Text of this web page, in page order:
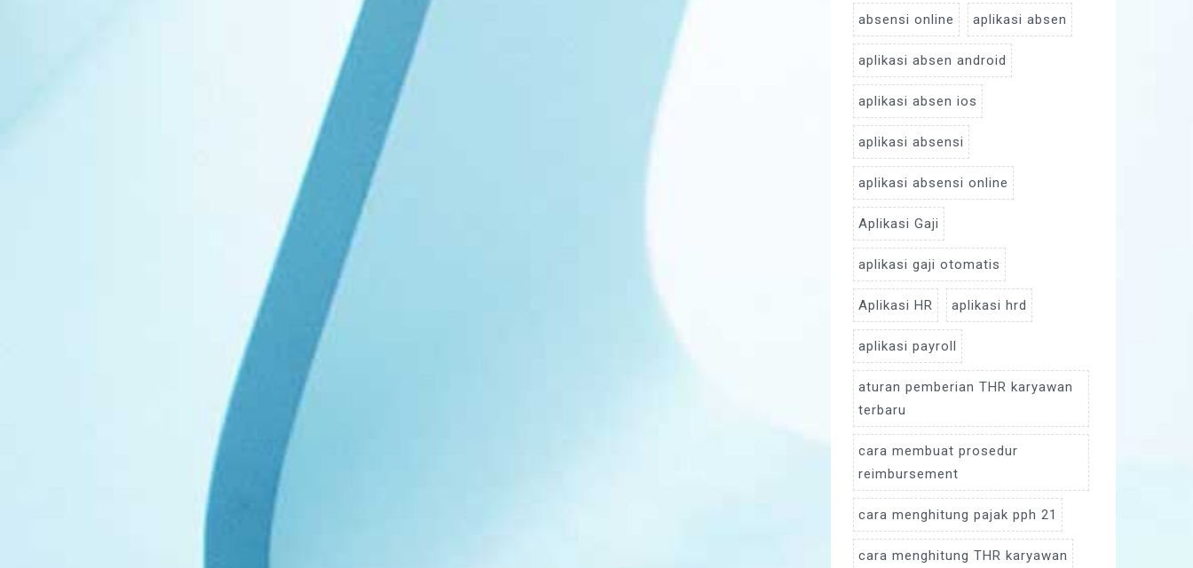
absensi online aplikasi absen
aplikasi absen android
aplikasi absen ios
aplikasi absensi
aplikasi absensi online
Aplikasi Gaji
aplikasi gaji otomatis
Aplikasi HR aplikasi hrd
aplikasi payroll
aturan pemberian THR karyawan
terbaru
cara membuat prosedur
reimbursement
cara menghitung pajak pph 21
cara menghitung THR karyawan